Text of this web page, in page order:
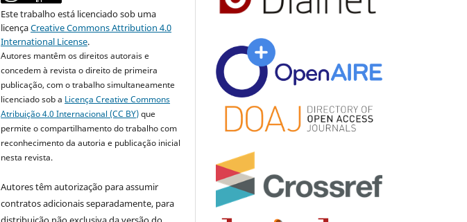
Este trabalho está licenciado sob uma
licençaCreative Commons Attribution 4.0
International License.
Autores mantêm os direitos autorais e
concedem à revista o direito de primeira
publicação, com o trabalho simultaneamente
licenciado sob a Licença Creative Commons
Atribuição 4.0 Internacional (CC BY)que
permite o compartilhamento do trabalho com
reconhecimento da autoria e publicação inicial
nesta revista.
Autores têm autorização para assumir
contratos adicionais separadamente, para